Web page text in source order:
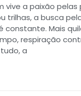
vive a paixão pelas
trilhas, a busca
constante. Mais
respiração
a